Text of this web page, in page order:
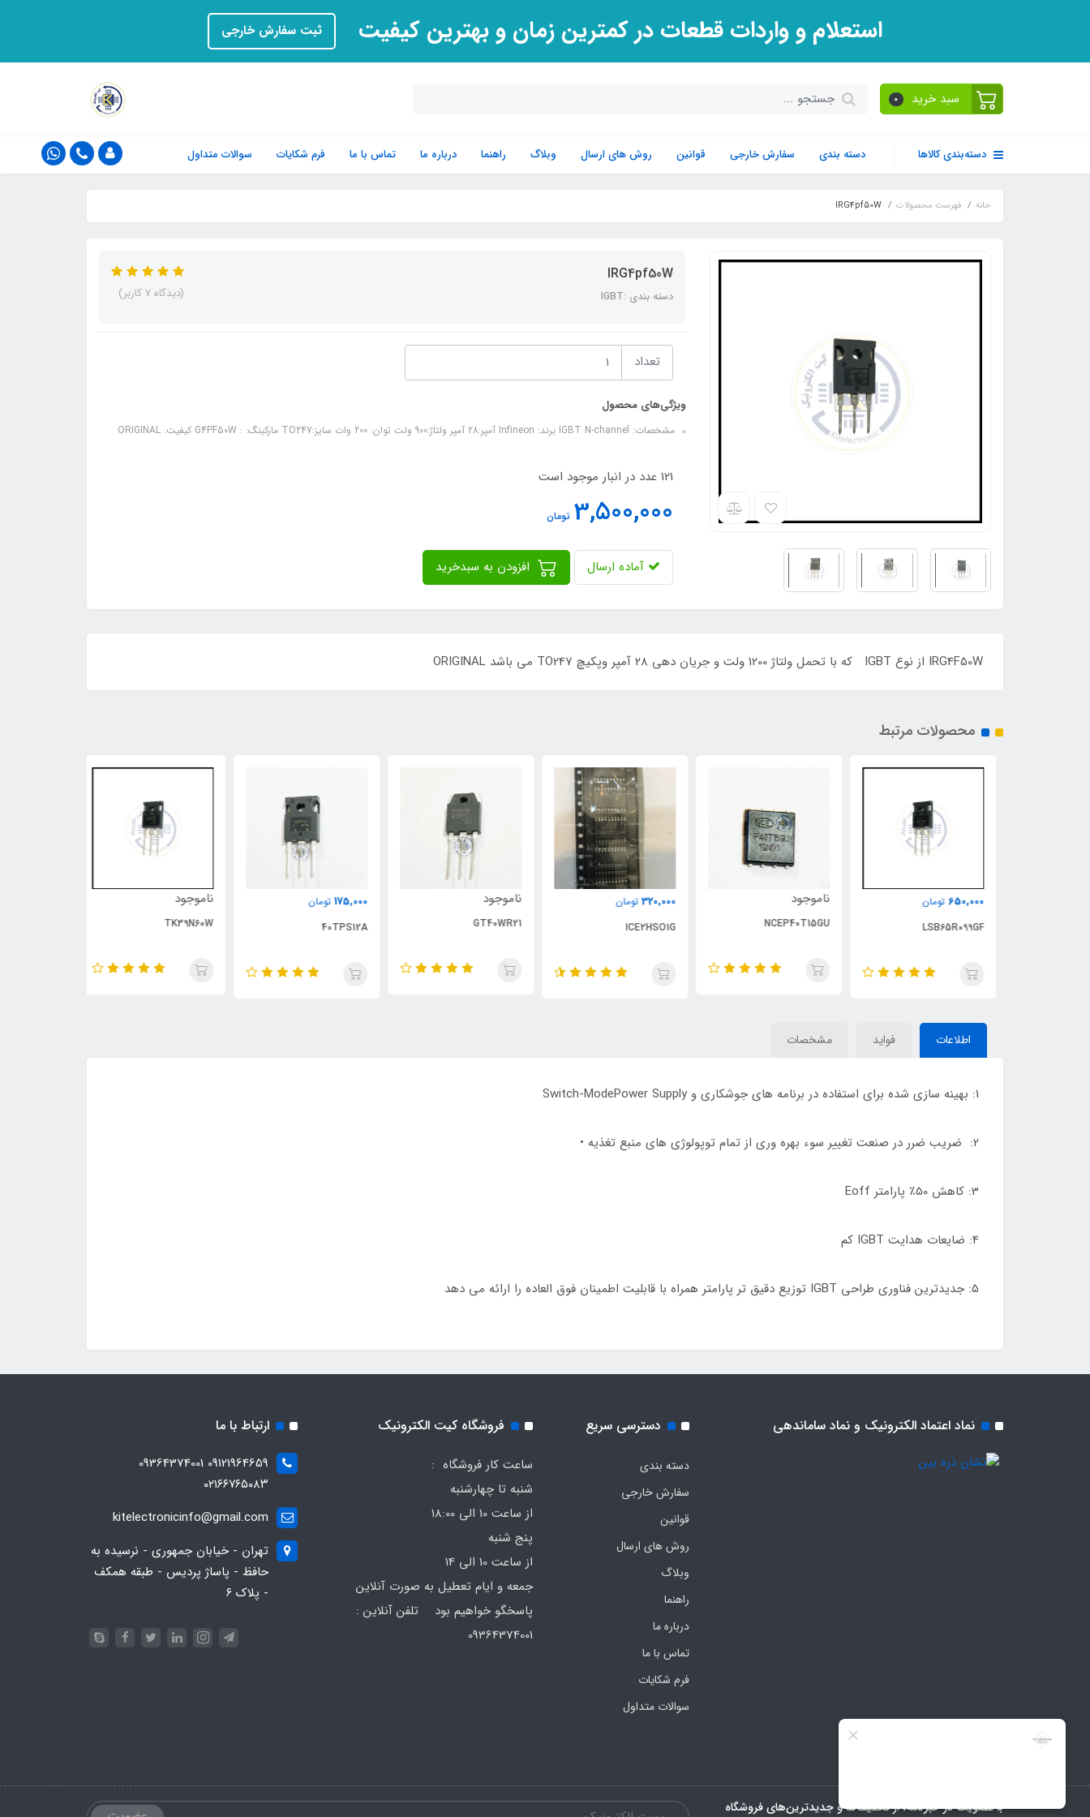
استعلام و واردات قطعات در کمترین زمان و بهترین کیفیت ثبت سفارش خارجی
سبد خرید 0
دسته‌بندی کالاها دسته بندی سفارش خارجی قوانین روش های ارسال وبلاگ راهنما درباره ما تماس با ما فرم‌ شکایات سوالات متداول
خانه فهرست محصولات IRG4pf50W
IRG4pf50W
دسته بندی :IGBT (دیدگاه 7 کاربر)
تعداد
ویژگی‌های محصول
مشخصات: IGBT N-channel برند: Infineon آمپر:28 آمپر ولتاژ:900 ولت توان: 200 وات سایز:TO247 مارکینگ: : G4PF50W کیفیت: ORIGINAL
121 عدد در انبار موجود است
3,500,000 تومان
آماده ارسال
IRG4F50W از نوع IGBT که با تحمل ولتاژ 1200 ولت و جریان دهی 28 آمپر و‌پکیچ TO247 می باشد ORIGINAL
محصولات مرتبط
650,000 تومان
LSB65R099GF
ناموجود
NCEP40T15GU
320,000 تومان
ICE2HSO1G
ناموجود
GT40WR21
175,000 تومان
40TPS12A
ناموجود
TK39N60W
اطلاعات فواید مشخصات
1: بهینه سازی شده برای استفاده در برنامه های جوشکاری و Switch-ModePower Supply
2: ضریب ضرر در صنعت تغییر سوء بهره وری از تمام توپولوژی های منبع تغذیه •
3: کاهش 50٪ پارامتر Eoff
4: ضایعات هدایت IGBT کم
5: جدیدترین فناوری طراحی IGBT توزیع دقیق تر پارامتر همراه با قابلیت اطمینان فوق العاده را ارائه می دهد
نماد اعتماد الکترونیک و نماد ساماندهی دسترسی سریع
دسته بندی
سفارش خارجی
قوانین
روش های ارسال
وبلاگ
راهنما
درباره ما
تماس با ما
فرم‌ شکایات
سوالات متداول
فروشگاه کیت الکترونیک
ساعت کار فروشگاه :
شنبه تا چهارشنبه
از ساعت 10 الی 18:00
پنج شنبه
از ساعت 10 الی 14
جمعه و ایام تعطیل به صورت آنلاین
پاسخگو خواهیم بود تلفن آنلاین :
ارتباط با ما
09121964659 09364374001
۰۲۱۶۶۷۶۵۰۸۳
kitelectronicinfo@gmail.com
تهران - خیابان جمهوری - نرسیده به
حافظ - پاساژ پردیس - طبقه همکف
- پلاک ۶
با عضویت در خبرنامه، از تخفیف‌ها و جدیدترین‌های فروشگاه